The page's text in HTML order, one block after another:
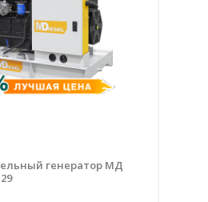
генератор МД